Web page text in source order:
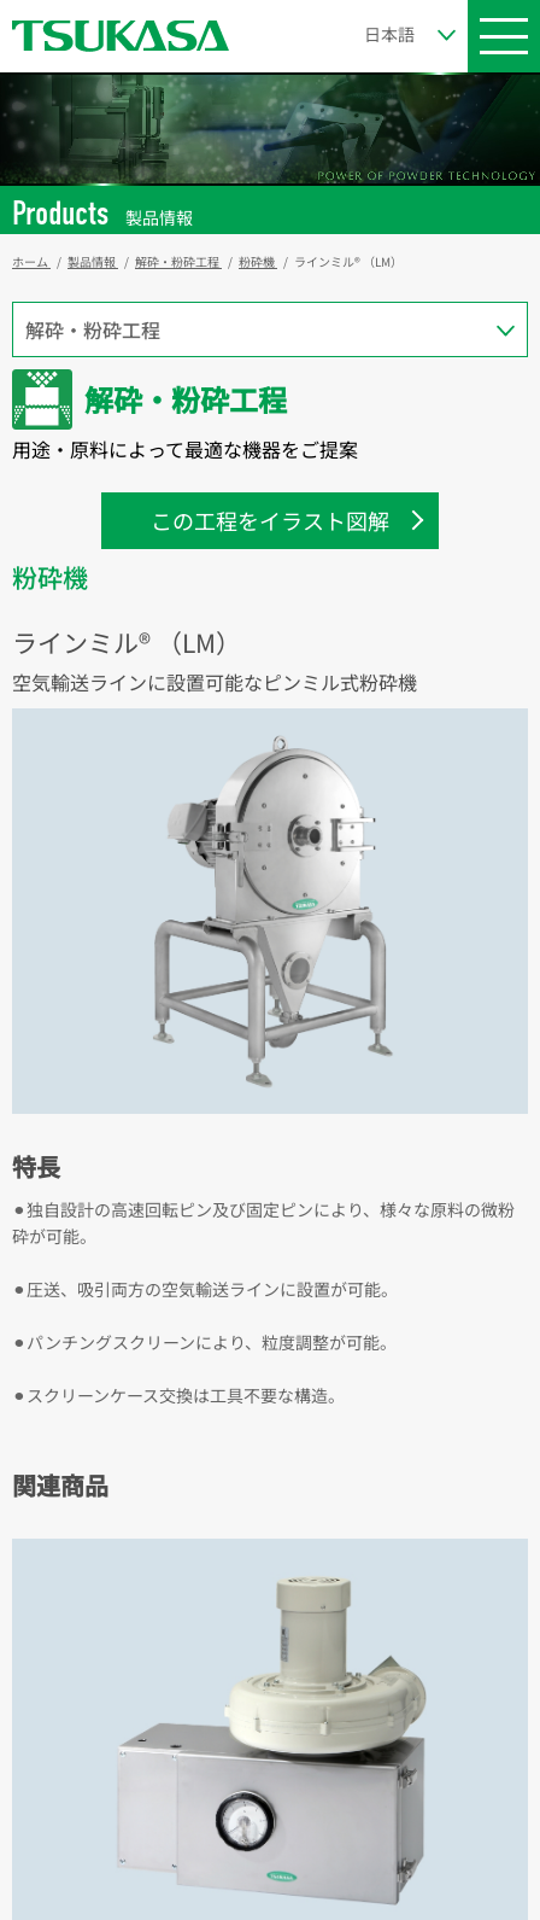
Products 製品情報
ホーム 製品情報 解砕・粉砕工程 粉砕機 ラインミル®︎ （LM）
解砕・粉砕工程
用途・原料によって最適な機器をご提案
この工程をイラスト図解
粉砕機
ラインミル®︎ （LM）
空気輸送ラインに設置可能なピンミル式粉砕機
特長
⚫︎独自設計の高速回転ピン及び固定ピンにより、様々な原料の微粉
砕が可能。
⚫︎圧送、吸引両方の空気輸送ラインに設置が可能。
⚫︎パンチングスクリーンにより、粒度調整が可能。
⚫︎スクリーンケース交換は工具不要な構造。
関連商品